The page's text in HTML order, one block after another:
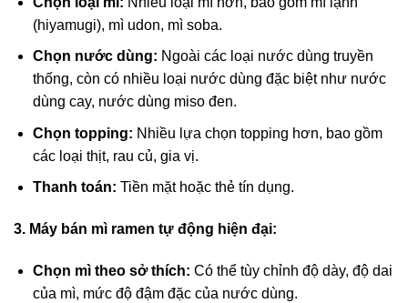
(hiyamugi), mì udon, mì soba.
Chọn nước dùng: Ngoài các loại nước dùng truyền
thống, còn có nhiều loại nước dùng đặc biệt như nước
dùng cay, nước dùng miso đen.
Chọn topping: Nhiều lựa chọn topping hơn, bao gồm
các loại thịt, rau củ, gia vị.
Thanh toán: Tiền mặt hoặc thẻ tín dụng.
3. Máy bán mì ramen tự động hiện đại:
Chọn mì theo sở thích: Có thể tùy chỉnh độ dày, độ dai
của mì, mức độ đậm đặc của nước dùng.